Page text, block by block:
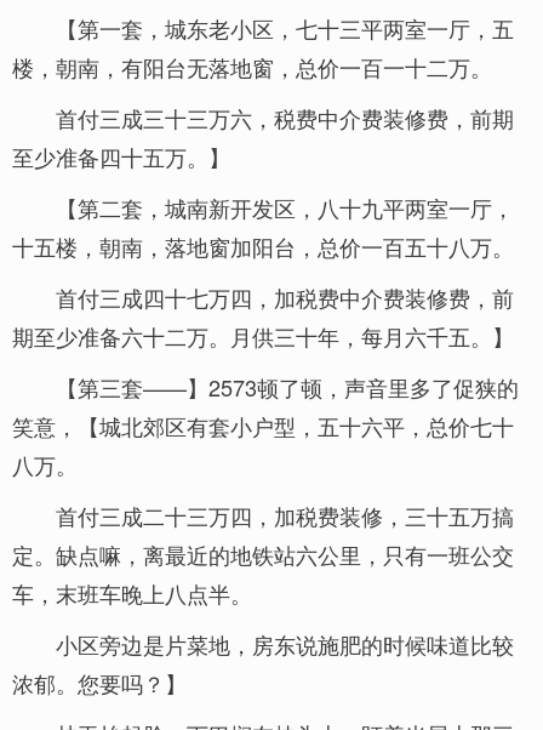
【第一套，城东老小区，七十三平两室一厅，五
楼，朝南，有阳台无落地窗，总价一百一十二万。
首付三成三十三万六，税费中介费装修费，前期
至少准备四十五万。】
【第二套，城南新开发区，八十九平两室一厅，
十五楼，朝南，落地窗加阳台，总价一百五十八万。
首付三成四十七万四，加税费中介费装修费，前
期至少准备六十二万。月供三十年，每月六千五。】
【第三套——】2573顿了顿，声音里多了促狭的
笑意，【城北郊区有套小户型，五十六平，总价七十
八万。
首付三成二十三万四，加税费装修，三十五万搞
定。缺点嘛，离最近的地铁站六公里，只有一班公交
车，末班车晚上八点半。
小区旁边是片菜地，房东说施肥的时候味道比较
浓郁。您要吗？】